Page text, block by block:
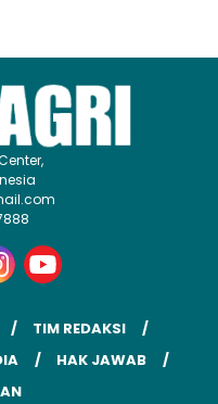
TIM REDAKSI
HAK JAWAB